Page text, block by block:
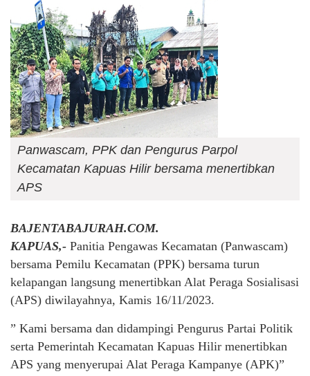
Panwascam, PPK dan Pengurus Parpol
Kecamatan Kapuas Hilir bersama menertibkan
APS
BAJENTABAJURAH.COM.
KAPUAS,- Panitia Pengawas Kecamatan (Panwascam)
bersama Pemilu Kecamatan (PPK) bersama turun
kelapangan langsung menertibkan Alat Peraga Sosialisasi
(APS) diwilayahnya, Kamis 16/11/2023.
” Kami bersama dan didampingi Pengurus Partai Politik
serta Pemerintah Kecamatan Kapuas Hilir menertibkan
APS yang menyerupai Alat Peraga Kampanye (APK)”